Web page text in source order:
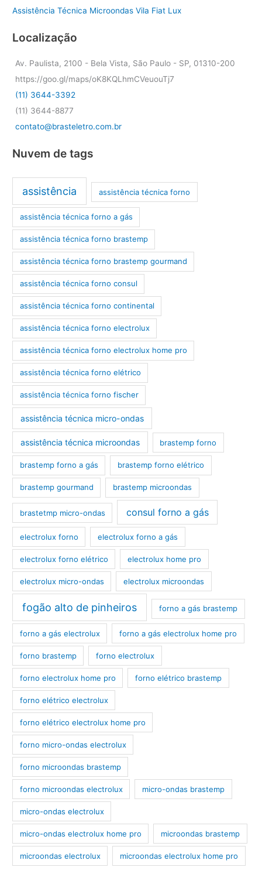
Assistência Técnica Microondas Vila Fiat Lux
Localização
Av. Paulista, 2100 - Bela Vista, São Paulo - SP, 01310-200
https://goo.gl/maps/oK8KQLhmCVeuouTj7
(11) 3644-3392
(11) 3644-8877
contato@brasteletro.com.br
Nuvem de tags
assistência assistência técnica forno
assistência técnica forno a gás
assistência técnica forno brastemp
assistência técnica forno brastemp gourmand
assistência técnica forno consul
assistência técnica forno continental
assistência técnica forno electrolux
assistência técnica forno electrolux home pro
assistência técnica forno elétrico
assistência técnica forno fischer
assistência técnica micro-ondas
assistência técnica microondas brastemp forno
brastemp forno a gás brastemp forno elétrico
brastemp gourmand brastemp microondas
brastetmp micro-ondas consul forno a gás
electrolux forno electrolux forno a gás
electrolux forno elétrico electrolux home pro
electrolux micro-ondas electrolux microondas
fogão alto de pinheiros forno a gás brastemp
forno a gás electrolux forno a gás electrolux home pro
forno brastemp forno electrolux
forno electrolux home pro forno elétrico brastemp
forno elétrico electrolux
forno elétrico electrolux home pro
forno micro-ondas electrolux
forno microondas brastemp
forno microondas electrolux micro-ondas brastemp
micro-ondas electrolux
micro-ondas electrolux home pro microondas brastemp
microondas electrolux microondas electrolux home pro